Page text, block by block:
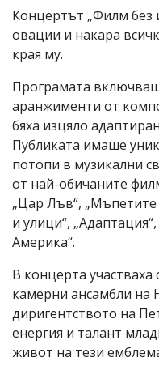
Концертът „Филм без
овации и накара
края му.
Програмата
аранжименти от
бяха изцяло
Публиката имаше
потопи в музикални
от най-обичаните
„Цар Лъв“, „Мъпетите
и улици“,
Америка“.
В концерта
камерни ансамбли на
диригентството на
енергия и талант
живот на тези